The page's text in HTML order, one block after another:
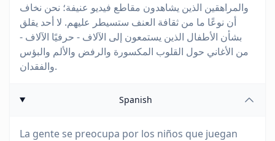
والمراهقين الذين يشاهدون مقاطع فيديو عنيفة؛ نحن نخاف
أن نوعًا ما من ثقافة العنف ستسيطر عليهم. لا أحد يقلق
بشأن الأطفال الذين يستمعون إلى الآلاف - حرفيًا الآلاف -
من الأغاني حول القلوب المكسورة والرفض والألم والبؤس
والفقدان.
Spanish
La gente se preocupa por los niños que juegan